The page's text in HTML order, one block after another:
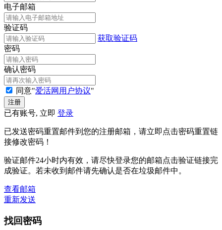
电子邮箱
验证码
获取验证码
密码
确认密码
同意"爱活网用户协议"
已有账号, 立即 登录
已发送密码重置邮件到您的注册邮箱，请立即点击密码重置链
接修改密码！
验证邮件24小时内有效，请尽快登录您的邮箱点击验证链接完
成验证。若未收到邮件请先确认是否在垃圾邮件中。
查看邮箱
重新发送
找回密码